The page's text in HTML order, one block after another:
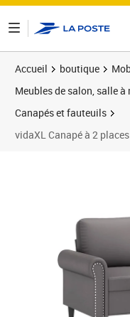
Accueil boutique
Meubles de salon, salle
Canapés et fauteuils
vidaXL Canapé à 2